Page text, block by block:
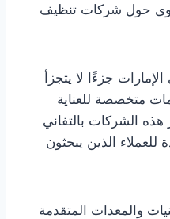
حول شركات تنظيف
جزءًا لا يتجزأ
متخصصة للعناية
هذه الشركات بالتفاني
الذين يبحثون
والمعدات المتقدمة